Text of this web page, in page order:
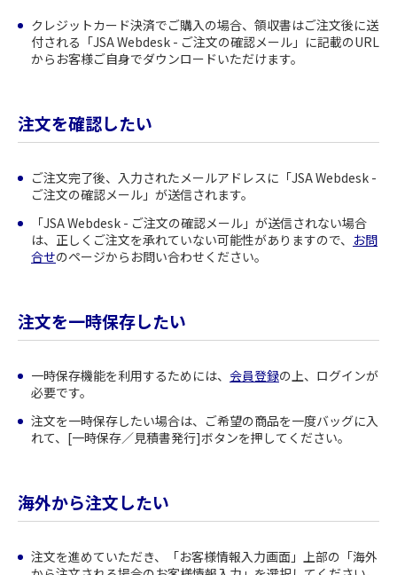
クレジットカード決済でご購入の場合、領収書はご注文後に送
付される「JSA Webdesk - ご注文の確認メール」に記載のURL
からお客様ご自身でダウンロードいただけます。
注文を確認したい
ご注文完了後、入力されたメールアドレスに「JSA Webdesk -
ご注文の確認メール」が送信されます。
「JSA Webdesk - ご注文の確認メール」が送信されない場合
は、正しくご注文を承れていない可能性がありますので、 お問
合せのページからお問い合わせください。
注文を一時保存したい
一時保存機能を利用するためには、 会員登録の上、ログインが
必要です。
注文を一時保存したい場合は、ご希望の商品を一度バッグに入
れて、[一時保存／見積書発行]ボタンを押してください。
海外から注文したい
注文を進めていただき、「お客様情報入力画面」上部の「海外